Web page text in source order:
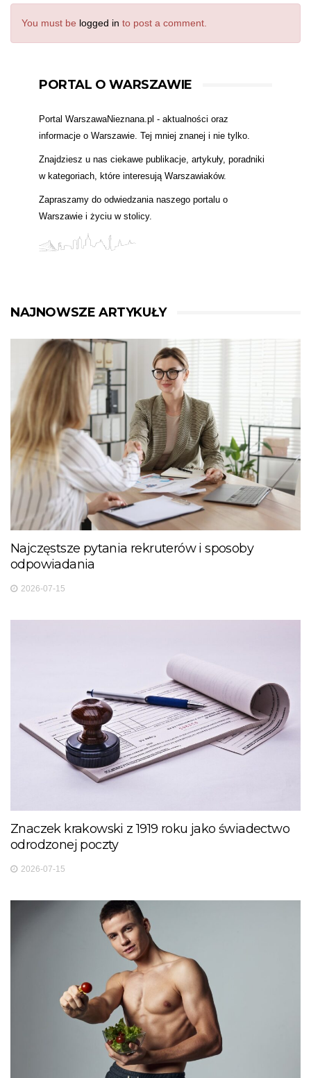
You must be logged in to post a comment.
PORTAL O WARSZAWIE
Portal WarszawaNieznana.pl - aktualności oraz
informacje o Warszawie. Tej mniej znanej i nie tylko.
Znajdziesz u nas ciekawe publikacje, artykuły, poradniki
w kategoriach, które interesują Warszawiaków.
Zapraszamy do odwiedzania naszego portalu o
Warszawie i życiu w stolicy.
NAJNOWSZE ARTYKUŁY
Najczęstsze pytania rekruterów i sposoby
odpowiadania
2026-07-15
Znaczek krakowski z 1919 roku jako świadectwo
odrodzonej poczty
2026-07-15